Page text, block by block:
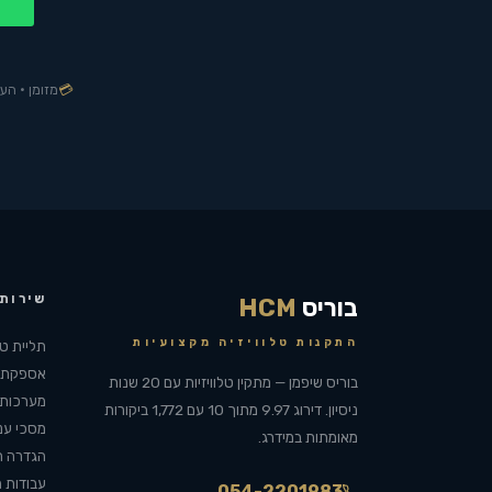
💳מזומן ·
בוריס HCM
התקנות טלוויזיה מקצועיות
בוריס שיפמן — מתקין טלוויזיות עם 20 שנות
ניסיון. דירוג 9.97 מתוך 10 עם 1,772 ביקורות
מאומתות במידרג.
תליית
אספקת
מערכות
מסכי ענק 65–90
הגדרה
עבודות